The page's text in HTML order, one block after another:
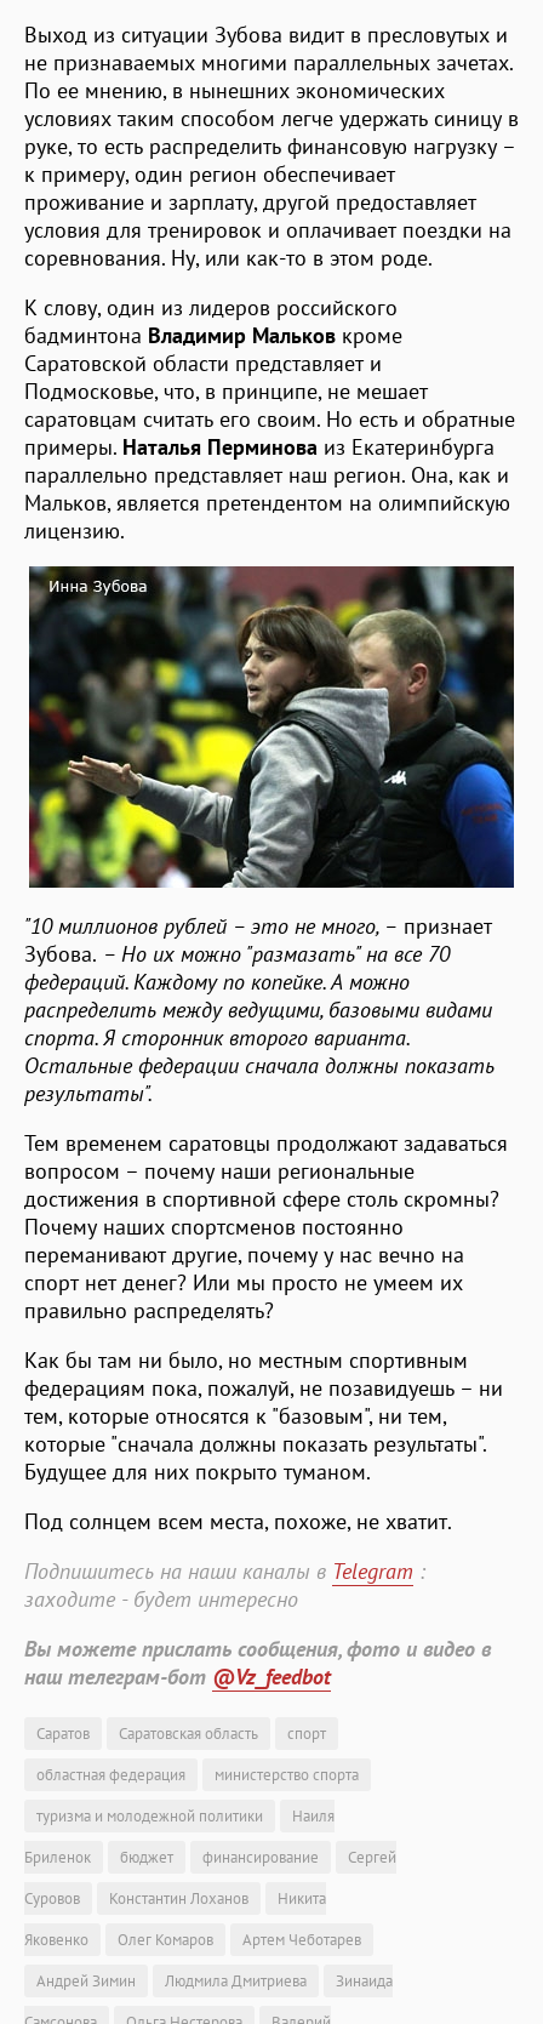
Выход из ситуации Зубова видит в пресловутых и
не признаваемых многими параллельных зачетах.
По ее мнению, в нынешних экономических
условиях таким способом легче удержать синицу в
руке, то есть распределить финансовую нагрузку –
к примеру, один регион обеспечивает
проживание и зарплату, другой предоставляет
условия для тренировок и оплачивает поездки на
соревнования. Ну, или как-то в этом роде.
К слову, один из лидеров российского
бадминтона Владимир Мальков кроме
Саратовской области представляет и
Подмосковье, что, в принципе, не мешает
саратовцам считать его своим. Но есть и обратные
примеры. Наталья Перминова из Екатеринбурга
параллельно представляет наш регион. Она, как и
Мальков, является претендентом на олимпийскую
лицензию.
"10 миллионов рублей – это не много, – признает
Зубова. – Но их можно "размазать" на все 70
федераций. Каждому по копейке. А можно
распределить между ведущими, базовыми видами
спорта. Я сторонник второго варианта.
Остальные федерации сначала должны показать
результаты".
Тем временем саратовцы продолжают задаваться
вопросом – почему наши региональные
достижения в спортивной сфере столь скромны?
Почему наших спортсменов постоянно
переманивают другие, почему у нас вечно на
спорт нет денег? Или мы просто не умеем их
правильно распределять?
Как бы там ни было, но местным спортивным
федерациям пока, пожалуй, не позавидуешь – ни
тем, которые относятся к "базовым", ни тем,
которые "сначала должны показать результаты".
Будущее для них покрыто туманом.
Под солнцем всем места, похоже, не хватит.
Подпишитесь на наши каналы в Telegram :
заходите - будет интересно
Вы можете прислать сообщения, фото и видео в
наш телеграм-бот @Vz_feedbot
Саратов Саратовская область
спорт
областная федерация
министерство спорта
туризма и молодежной политики
Наиля
Бриленок
бюджет финансирование
Сергей
Суровов
Константин Лоханов
Никита
Яковенко
Олег Комаров
Артем Чеботарев
Андрей Зимин
Людмила Дмитриева
Зинаида